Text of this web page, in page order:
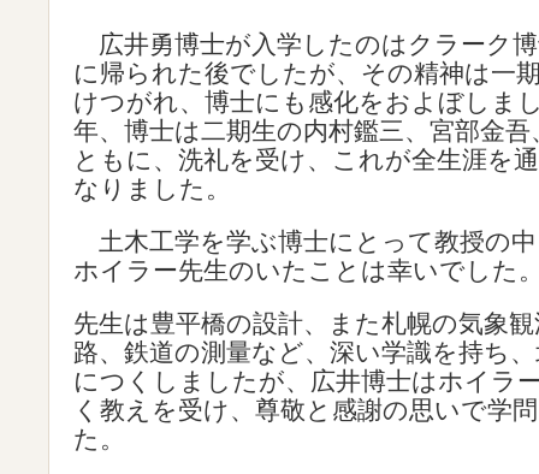
広井勇博士が入学したのはクラーク
に帰られた後でしたが、その精神は一
けつがれ、博士にも感化をおよぼしま
年、博士は二期生の内村鑑三、宮部金
ともに、洗礼を受け、これが全生涯を
なりました。
土木工学を学ぶ博士にとって教授の
ホイラー先生のいたことは幸いでした
先生は豊平橋の設計、また札幌の気象
路、鉄道の測量など、深い学識を持ち
につくしましたが、広井博士はホイラ
く教えを受け、尊敬と感謝の思いで学
た。